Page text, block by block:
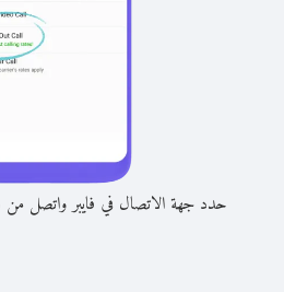
حدد جهة الاتصال في فايبر واتصل من